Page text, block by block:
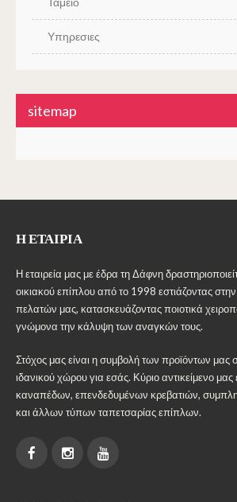
Υπηρεσιες
sitemap
Η ΕΤΑΙΡΊΑ
Η εταιρεία μας με έδρα τη Δάφνη
οικιακού επίπλου από το 1998 εστιάζοντας
πελατών μας, κατασκευάζοντας ποιοτικά
γνώμονα την κάλυψη των αναγκών τους.
Στόχος μας είναι η συμβολή των προϊόντων μας
ιδανικού χώρου για εσάς. Κύριο αντικείμενο μας
καναπέδων, επενδεδυμένων κρεβατιών,
και άλλων τύπων ταπετσαρίας επίπλων.